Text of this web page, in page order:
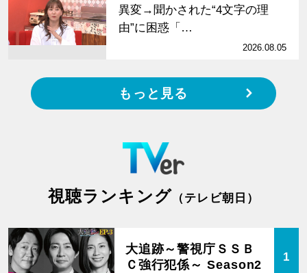
異変→聞かされた“4文字の理
由”に困惑「…
2026.08.05
もっと見る
視聴ランキング （テレビ朝日）
大追跡～警視庁ＳＳＢ
Ｃ強行犯係～ Season2
1